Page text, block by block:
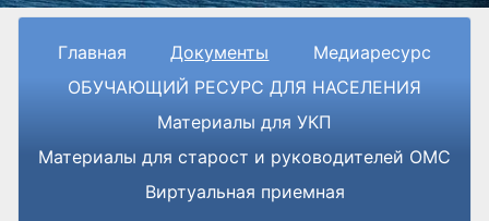
Главная Документы
Медиаресурс
ОБУЧАЮЩИЙ РЕСУРС ДЛЯ НАСЕЛЕНИЯ
Материалы для УКП
Материалы для старост и руководителей ОМС
Виртуальная приемная